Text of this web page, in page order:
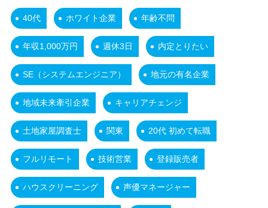
40代 ホワイト企業 年齢不問
年収1,000万円 週休3日 内定とりたい
SE（システムエンジニア） 地元の有名企業
地域未来牽引企業 キャリアチェンジ
土地家屋調査士 関東 20代 初めて転職
フルリモート 技術営業 登録販売者
ハウスクリーニング 声優マネージャー